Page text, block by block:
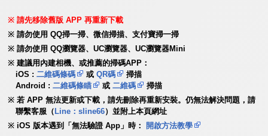
請先移除舊版 APP 再重新下載
請勿使用 QQ掃一掃、微信掃描、支付寶掃一掃
請勿使用 QQ瀏覽器、UC瀏覽器、UC瀏覽器Mini
建議用內建相機、或推薦的掃碼APP：
iOS :二維碼條碼 或QR碼
掃描
Android :二維碼條瞄 或二維碼
掃描
若 APP 無法更新或下載，請先刪除再重新安裝。仍無法解決問題，請
聯繫客服（ Line：sline66）並附上本頁網址
iOS 版本遇到「無法驗證 App」時：
開啟方法教學